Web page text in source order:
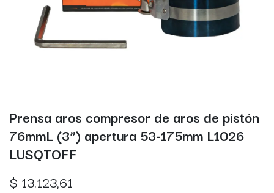
Prensa aros compresor de aros de pistón
76mmL (3”) apertura 53-175mm L1026
LUSQTOFF
$ 13.123,61